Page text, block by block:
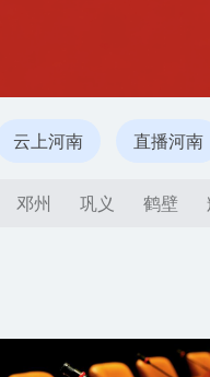
云上河南 直播河南
邓州 巩义 鹤壁